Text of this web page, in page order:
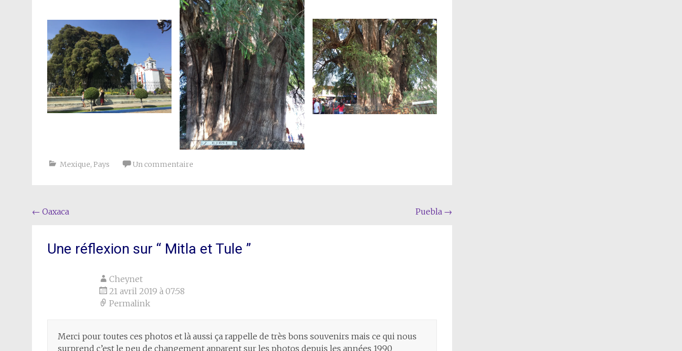
Mexique, Pays Un commentaire
Navigation
l'article
← Oaxaca Puebla →
Une réflexion sur “ Mitla et Tule ”
Cheynet
21 avril 2019 à 07:58
Permalink
Merci pour toutes ces photos et là aussi ça rappelle de très bons souvenirs mais ce qui nous
surprend c’est le peu de changement apparent sur les photos depuis les années 1990